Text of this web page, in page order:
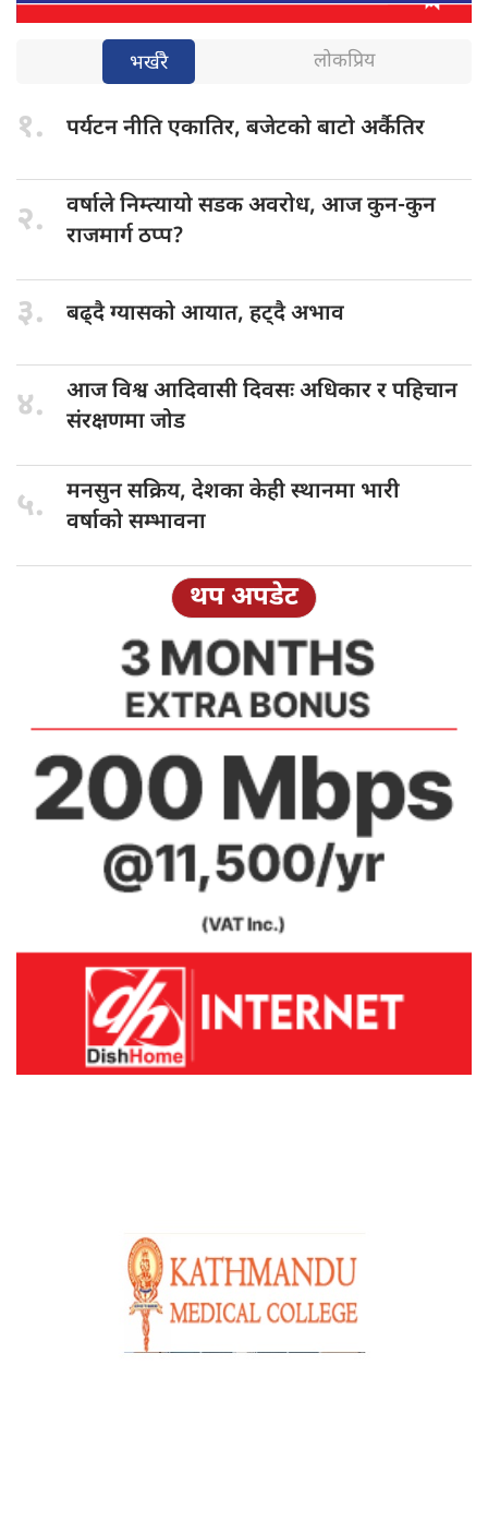
भर्खरै लोकप्रिय
१. पर्यटन नीतिएकातिर, बजेटको बाटो अर्कैतिर
२. वर्षाले निम्त्यायोसडक अवरोध, आज कुन-कुन
राजमार्ग ठप्प?
३. बढ्दै ग्यासकोआयात, हट्दै अभाव
४. आज विश्वआदिवासी दिवसः अधिकार र पहिचान
संरक्षणमा जोड
५. मनसुन सक्रिय, देशका केही स्थानमा भारी
वर्षाको सम्भावना
थप अपडेट